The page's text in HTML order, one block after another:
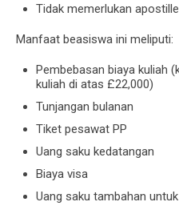
Tidak memerlukan
Manfaat beasiswa ini meliputi:
Pembebasan biaya kuliah
kuliah di atas £22,000)
Tunjangan bulanan
Tiket pesawat PP
Uang saku kedatangan
Biaya visa
Uang saku tambahan